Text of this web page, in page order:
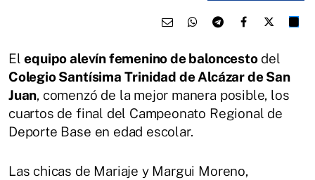
Elequipo alevín femenino de baloncestodel
Colegio Santísima Trinidad de Alcázar de San
Juan, comenzó de la mejor manera posible, los
cuartos de final del Campeonato Regional de
Deporte Base en edad escolar.
Las chicas de Mariaje y Margui Moreno,